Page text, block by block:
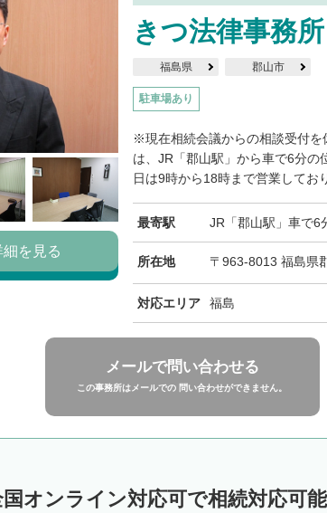
きつ法律事務所
福島県 郡山市
駐車場あり
※現在相続会議からの相談受付
は、JR「郡山駅」から車で6分の
日は9時から18時まで営業してお
最寄駅 JR「郡山駅」車で6
所在地 〒963-8013 福島県
対応エリア 福島
を見る
メールで問い合わせる
この事務所はメールでの 問い合わせができません。
オンライン対応可で相続対応可